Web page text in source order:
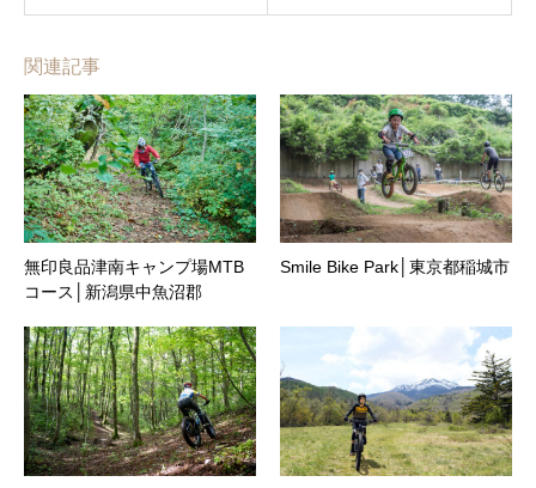
関連記事
無印良品津南キャンプ場MTB
コース│新潟県中魚沼郡
Smile Bike Park│東京都稲城市